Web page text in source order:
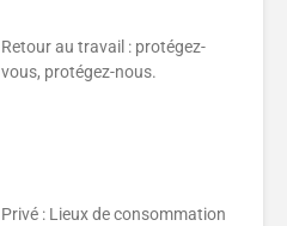
Retour au travail : protégez-
vous, protégez-nous.
Privé : Lieux de consommation